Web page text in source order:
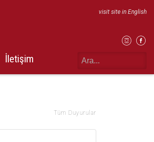
İletişim
visit site in English
Tüm Duyurular